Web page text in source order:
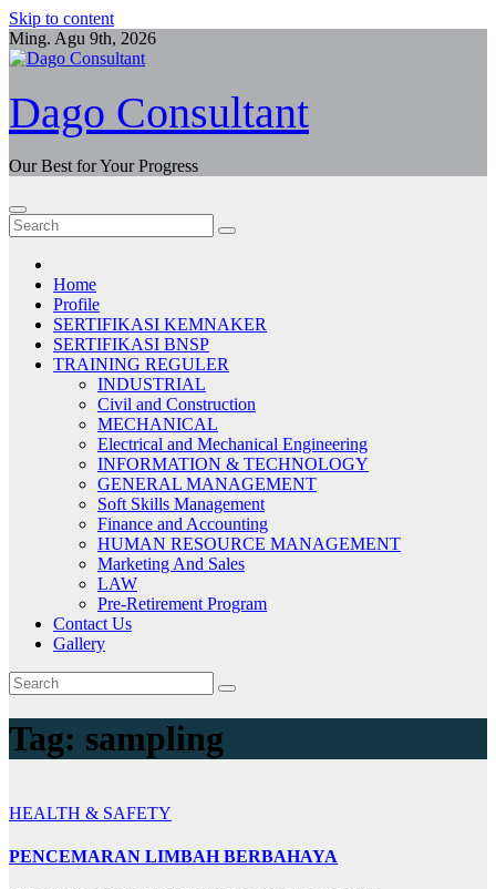
Skip to content
Ming. Agu 9th, 2026
Dago Consultant
Our Best for Your Progress
Home
Profile
SERTIFIKASI KEMNAKER
SERTIFIKASI BNSP
TRAINING REGULER
INDUSTRIAL
Civil and Construction
MECHANICAL
Electrical and Mechanical Engineering
INFORMATION & TECHNOLOGY
GENERAL MANAGEMENT
Soft Skills Management
Finance and Accounting
HUMAN RESOURCE MANAGEMENT
Marketing And Sales
LAW
Pre-Retirement Program
Contact Us
Gallery
Tag: sampling
HEALTH & SAFETY
PENCEMARAN LIMBAH BERBAHAYA